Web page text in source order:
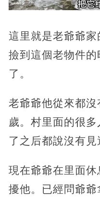
這里就是老爺爺
撿到這個老物件
了。
老爺爺他從來都
歲。村里面的很
了之后都說沒有見
現在爺爺在里面
擾他。已經問爺爺